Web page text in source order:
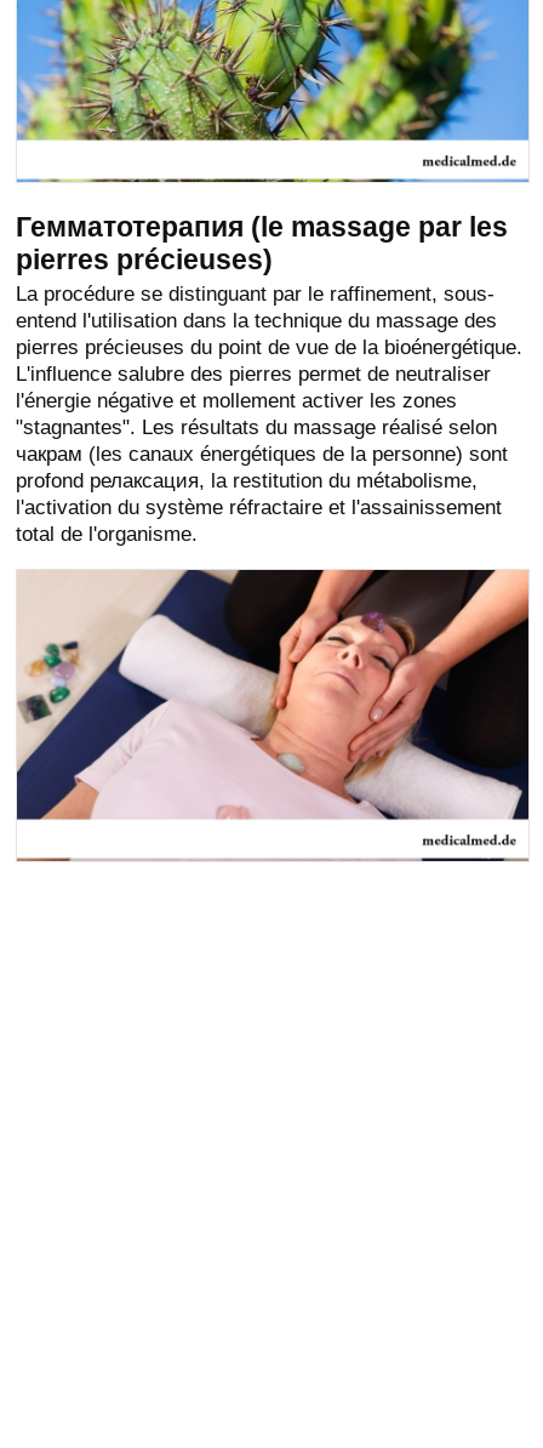
Гемматотерапия (le massage par les
pierres précieuses)
La procédure se distinguant par le raffinement, sous-
entend l'utilisation dans la technique du massage des
pierres précieuses du point de vue de la bioénergétique.
L'influence salubre des pierres permet de neutraliser
l'énergie négative et mollement activer les zones
"stagnantes". Les résultats du massage réalisé selon
чакрам (les canaux énergétiques de la personne) sont
profond релаксация, la restitution du métabolisme,
l'activation du système réfractaire et l'assainissement
total de l'organisme.